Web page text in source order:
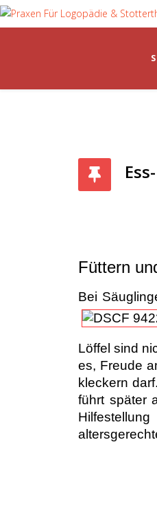
Füttern
Bei
Löffel sind
es, Freude
kleckern darf.
führt später